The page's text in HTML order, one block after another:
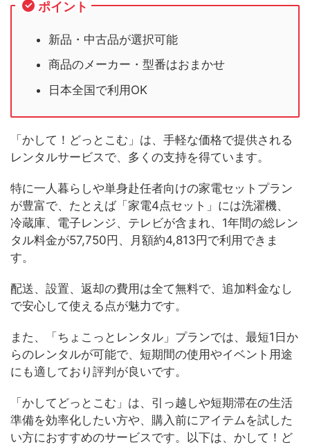
ポイント
新品・中古品が選択可能
商品のメーカー・型番はおまかせ
日本全国で利用OK
「かして！どっとこむ」は、手軽な価格で提供される
レンタルサービスで、多くの支持を得ています。
特に一人暮らしや単身赴任者向けの家電セットプラン
が豊富で、たとえば「家電4点セット」には洗濯機、
冷蔵庫、電子レンジ、テレビが含まれ、1年間の総レン
タル料金が57,750円、月額約4,813円で利用できま
す。
配送、設置、返却の費用は全て無料で、追加料金なし
で安心して使える点が魅力です。
また、「ちょこっとレンタル」プランでは、最短1日か
らのレンタルが可能で、短期間の使用やイベント用途
にも適しており評判が良いです。
「かしてどっとこむ」は、引っ越しや短期滞在の生活
準備を効率化したい方や、購入前にアイテムを試した
い方におすすめのサービスです。以下は、かして！ど